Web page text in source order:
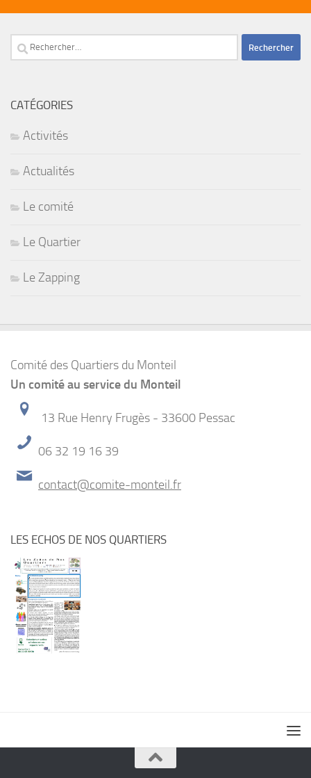
Rechercher :
CATÉGORIES
Activités
Actualités
Le comité
Le Quartier
Le Zapping
Comité des Quartiers du Monteil
Un comité au service du Monteil
13 Rue Henry Frugès - 33600 Pessac
06 32 19 16 39
contact@comite-monteil.fr
LES ECHOS DE NOS QUARTIERS